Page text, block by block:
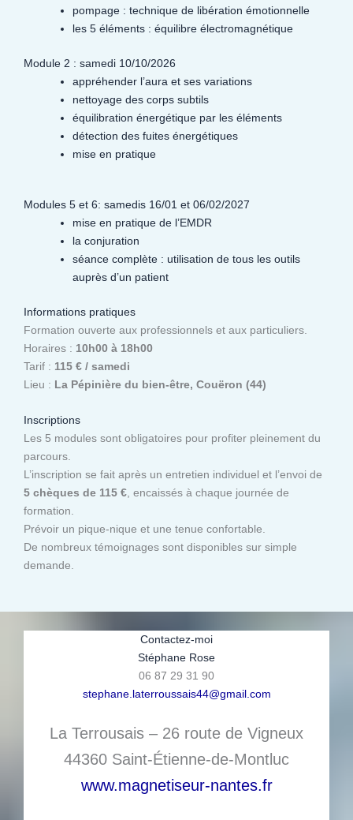
pompage : technique de libération émotionnelle
les 5 éléments : équilibre électromagnétique
Module 2 : samedi 10/10/2026
appréhender l’aura et ses variations
nettoyage des corps subtils
équilibration énergétique par les éléments
détection des fuites énergétiques
mise en pratique
Modules 5 et 6: samedis 16/01 et 06/02/2027
mise en pratique de l’EMDR
la conjuration
séance complète : utilisation de tous les outils
auprès d’un patient
Informations pratiques
Formation ouverte aux professionnels et aux particuliers.
Horaires : 10h00 à 18h00
Tarif : 115 € / samedi
Lieu : La Pépinière du bien-être, Couëron (44)
Inscriptions
Les 5 modules sont obligatoires pour profiter pleinement du
parcours.
L’inscription se fait après un entretien individuel et l’envoi de
5 chèques de 115 €, encaissés à chaque journée de
formation.
Prévoir un pique-nique et une tenue confortable.
De nombreux témoignages sont disponibles sur simple
demande.
Contactez-moi
Stéphane Rose
06 87 29 31 90
stephane.laterroussais44@gmail.com
La Terrousais – 26 route de Vigneux
44360 Saint-Étienne-de-Montluc
www.magnetiseur-nantes.fr